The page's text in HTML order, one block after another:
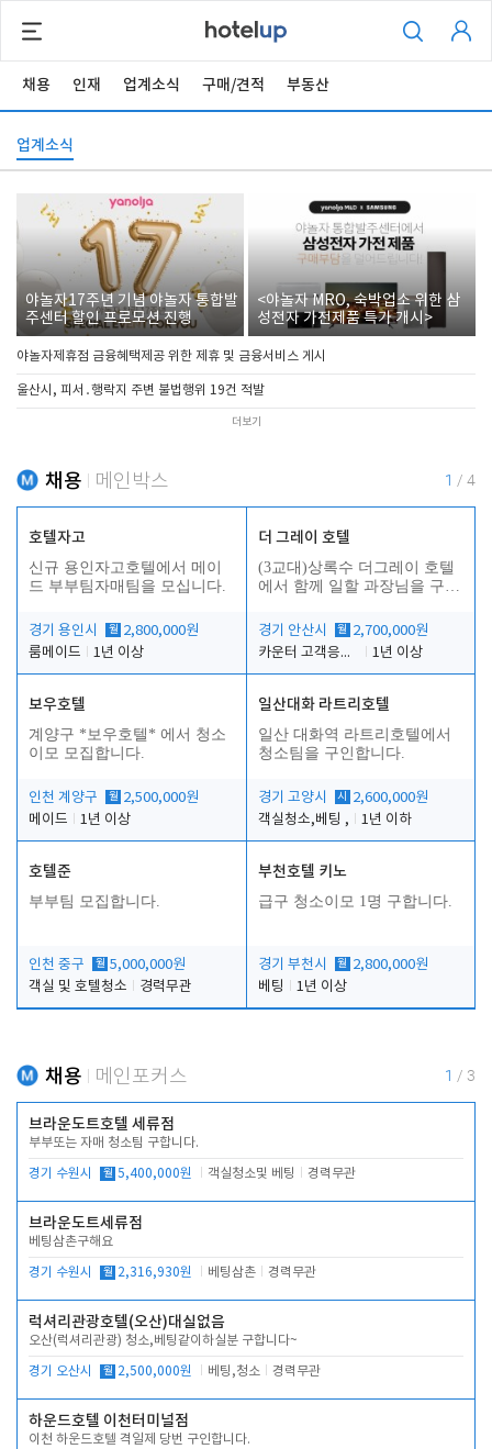
채용 인재 업계소식 구매/견적 부동산
업계소식
야놀자17주년 기념 야놀자 통합발
주센터 할인 프로모션 진행
<야놀자 MRO, 숙박업소 위한 삼
성전자 가전제품 특가 개시>
야놀자제휴점 금융혜택제공 위한 제휴 및 금융서비스 게시
울산시, 피서․행락지 주변 불법행위 19건 적발
더보기
채용 메인박스 1 / 4
호텔자고
신규 용인자고호텔에서 메이
드 부부팀자매팀을 모십니다.
경기 용인시 월 2,800,000원
룸메이드
1년 이상
더 그레이 호텔
(3교대)상록수 더그레이 호텔
에서 함께 일할 과장님을 구합
경기 안산시
월 2,700,000원
카운터 고객응대 및 야간더블청소
1년 이상
보우호텔
계양구 *보우호텔* 에서 청소
이모 모집합니다.
인천 계양구 월 2,500,000원
메이드
1년 이상
일산대화 라트리호텔
일산 대화역 라트리호텔에서
청소팀을 구인합니다.
경기 고양시 시
2,600,000원
객실청소,베팅 ,
1년 이하
호텔준
부부팀 모집합니다.
인천 중구 월 5,000,000원
객실 및 호텔청소
경력무관
부천호텔 키노
급구 청소이모 1명 구합니다.
경기 부천시 월 2,800,000원
베팅
1년 이상
채용 메인포커스 1 / 3
브라운도트호텔 세류점
부부또는 자매 청소팀 구합니다.
경기 수원시 월 5,400,000원 객실청소및 베팅 경력무관
브라운도트세류점
베팅삼촌구해요
경기 수원시 월 2,316,930원 베팅삼촌 경력무관
럭셔리관광호텔(오산)대실없음
오산(럭셔리관광) 청소,베팅같이하실분 구합니다~
경기 오산시 월 2,500,000원 베팅,청소 경력무관
하운드호텔 이천터미널점
이천 하운드호텔 격일제 당번 구인합니다.